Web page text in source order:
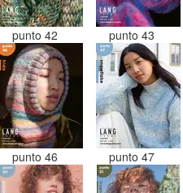
punto 42 punto 43
punto 46 punto 47